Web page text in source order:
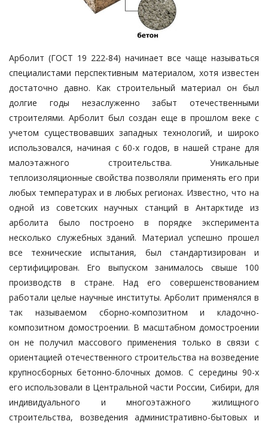
Арболит (ГОСТ 19 222-84) начинает все чаще называться
специалистами перспективным материалом, хотя известен
достаточно давно. Как строительный материал он был
долгие годы незаслуженно забыт отечественными
строителями. Арболит был создан еще в прошлом веке с
учетом существовавших западных технологий, и широко
использовался, начиная с 60-х годов, в нашей стране для
малоэтажного строительства. Уникальные
теплоизоляционные свойства позволяли применять его при
любых температурах и в любых регионах. Известно, что на
одной из советских научных станций в Антарктиде из
арболита было построено в порядке эксперимента
несколько служебных зданий. Материал успешно прошел
все технические испытания, был стандартизирован и
сертифицирован. Его выпуском занималось свыше 100
производств в стране. Над его совершенствованием
работали целые научные институты. Арболит применялся в
так называемом сборно-композитном и кладочно-
композитном домостроении. В масштабном домостроении
он не получил массового применения только в связи с
ориентацией отечественного строительства на возведение
крупносборных бетонно-блочных домов. С середины 90-х
его использовали в Центральной части России, Сибири, для
индивидуального и многоэтажного жилищного
строительства, возведения административно-бытовых и